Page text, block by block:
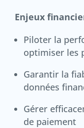
Enjeux
Piloter la
optimiser les
Garantir la
données
Gérer
de paiement